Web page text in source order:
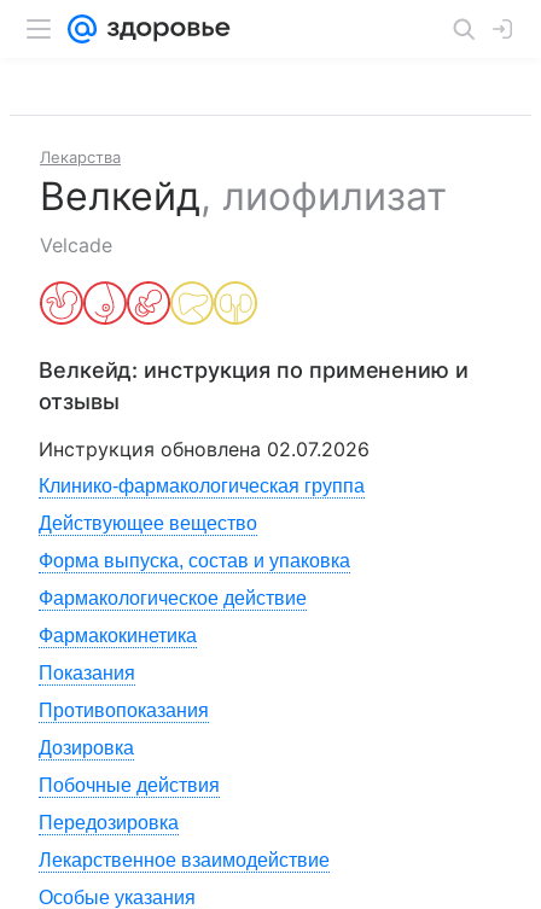
Лекарства
Велкейд, лиофилизат
Velcade
Велкейд: инструкция по применению и
отзывы
Инструкция обновлена 02.07.2026
Клинико-фармакологическая группа
Действующее вещество
Форма выпуска, состав и упаковка
Фармакологическое действие
Фармакокинетика
Показания
Противопоказания
Дозировка
Побочные действия
Передозировка
Лекарственное взаимодействие
Особые указания